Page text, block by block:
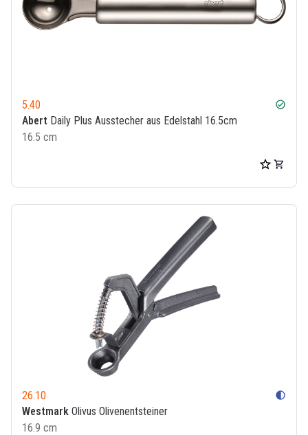
5.40 check_circle
Abert Daily Plus Ausstecher aus Edelstahl 16.5cm
16.5 cm
26.10 contrast
Westmark Olivus Olivenentsteiner
16.9 cm